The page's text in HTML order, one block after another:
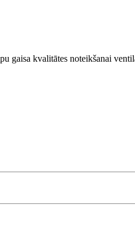
gaisa kvalitātes noteikšanai